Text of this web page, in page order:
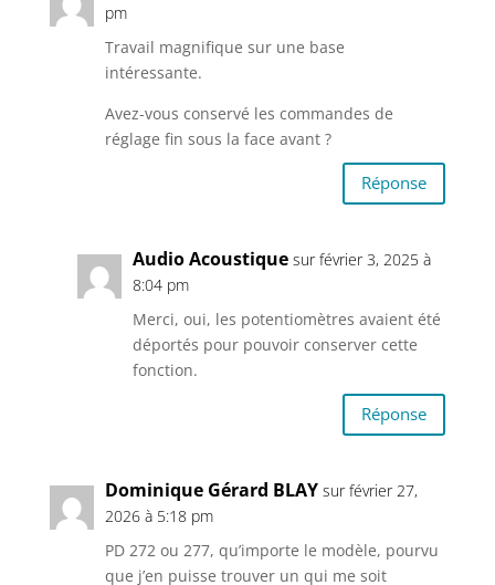
pm
Travail magnifique sur une base
intéressante.
Avez-vous conservé les commandes de
réglage fin sous la face avant ?
Réponse
Audio Acoustique sur février 3, 2025 à
8:04 pm
Merci, oui, les potentiomètres avaient été
déportés pour pouvoir conserver cette
fonction.
Réponse
Dominique Gérard BLAY sur février 27,
2026 à 5:18 pm
PD 272 ou 277, qu’importe le modèle, pourvu
que j’en puisse trouver un qui me soit